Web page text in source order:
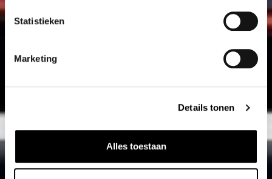
Statistieken
Marketing
Details tonen
Alles toestaan